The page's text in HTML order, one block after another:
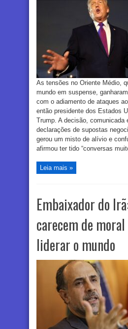
As tensões no Oriente Médio,
mundo em suspense,
com o adiamento de ataques
então presidente dos Estados
Trump. A decisão, comunicada
declarações de supostas
gerou um misto de alívio e
afirmou ter tido “conversas
Leia mais »
Embaixador do
carecem de
liderar o mundo